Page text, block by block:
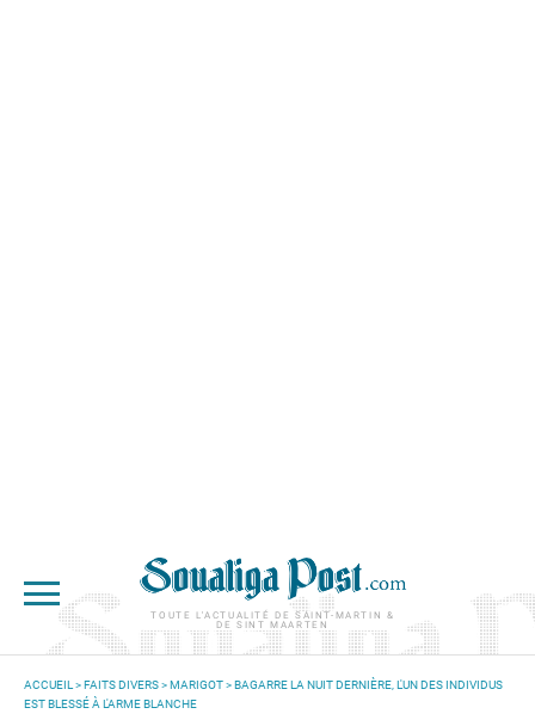
TOUTE L'ACTUALITÉ DE SAINT-MARTIN &
DE SINT MAARTEN
VOUS ÊTES ICI
ACCUEIL >FAITS DIVERS>MARIGOT> BAGARRE LA NUIT DERNIÈRE, L'UN DES INDIVIDUS
EST BLESSÉ À L'ARME BLANCHE